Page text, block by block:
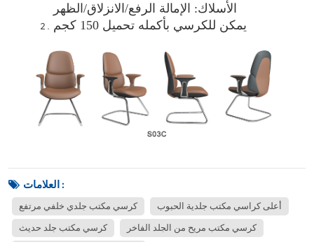
الأسلاك: الإمالة الرفع/الانزلاق/الظهر
يمكن للكرسي بأكمله تحميل 150 كجم
العلامات :
كرسي مكتب جلدي خلفي مرتفع أعلى كراسي مكتب جلدية الحبوب
كرسي مكتب جلد حديث كرسي مكتب مريح من الجلد الفاخر